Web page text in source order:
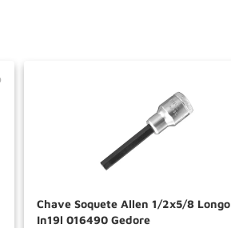
Chave Soquete Allen 1/2x5/8 Longo
In19l 016490 Gedore